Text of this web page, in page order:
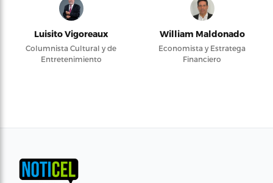
Luisito Vigoreaux
Columnista Cultural y de
Entretenimiento
William Maldonado
Economista y Estratega
Financiero